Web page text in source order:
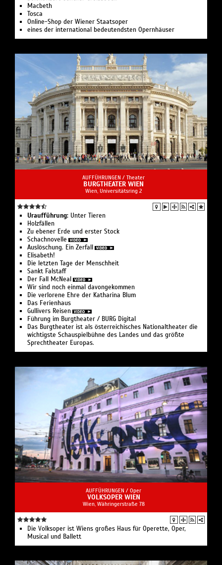
& Culture.
artsandculture.google.com/partner/burgtheater
Macbeth
Tosca
Online-Shop der Wiener Staatsoper
eines der international bedeutendsten Opernhäuser
AUFFÜHRUNGEN / Theater
BURGTHEATER WIEN
Wien, Universitätsring 2
Uraufführung: Unter Tieren
Holzfällen
Zu ebener Erde und erster Stock
Schachnovelle
Auslöschung. Ein Zerfall
Elisabeth!
Die letzten Tage der Menschheit
Sankt Falstaff
Der Fall McNeal
Wir sind noch einmal davongekommen
Die verlorene Ehre der Katharina Blum
Das Ferienhaus
Gullivers Reisen
Führung im Burgtheater / BURG Digital
Das Burgtheater ist als österreichisches Nationaltheater die
wichtigste Schauspielbühne des Landes und das größte
Sprechtheater Europas.
AUFFÜHRUNGEN / Oper
VOLKSOPER WIEN
Wien, Währingerstraße 78
Die Volksoper ist Wiens großes Haus für Operette, Oper,
Musical und Ballett